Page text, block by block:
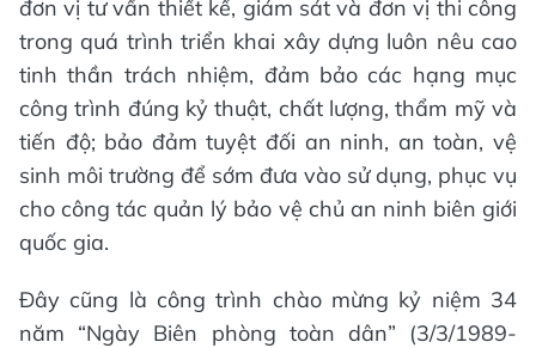
đơn vị tư vấn thiết kế, giám sát và đơn vị thi công
trong quá trình triển khai xây dựng luôn nêu cao
tinh thần trách nhiệm, đảm bảo các hạng mục
công trình đúng kỷ thuật, chất lượng, thẩm mỹ và
tiến độ; bảo đảm tuyệt đối an ninh, an toàn, vệ
sinh môi trường để sớm đưa vào sử dụng, phục vụ
cho công tác quản lý bảo vệ chủ an ninh biên giới
quốc gia.
Đây cũng là công trình chào mừng kỷ niệm 34
năm “Ngày Biên phòng toàn dân” (3/3/1989-